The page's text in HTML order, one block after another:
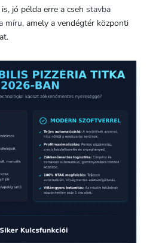
jó példa erre a cseh stavba
míru, amely a vendégtér központi